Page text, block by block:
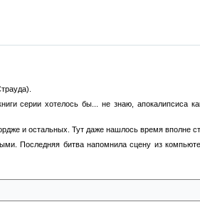
серии хотелось бы... не знаю, апокалипсиса
и остальных. Тут даже нашлось время вполне
Последняя битва напомнила сцену из